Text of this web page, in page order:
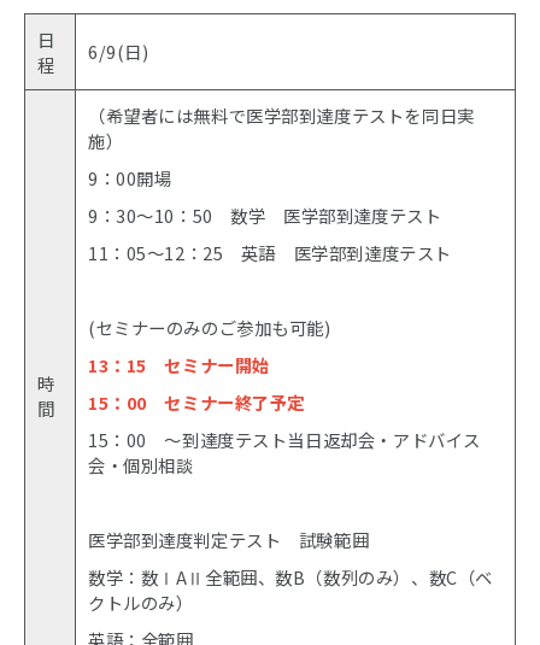
日
程
6/9(日)
時
間
（希望者には無料で医学部到達度テストを同日実
施）
9：00開場
9：30～10：50 数学 医学部到達度テスト
11：05～12：25 英語 医学部到達度テスト
(セミナーのみのご参加も可能)
13：15 セミナー開始
15：00 セミナー終了予定
15：00 ～到達度テスト当日返却会・アドバイス
会・個別相談
医学部到達度判定テスト 試験範囲
数学：数ⅠAⅡ全範囲、数B（数列のみ）、数C（ベ
クトルのみ）